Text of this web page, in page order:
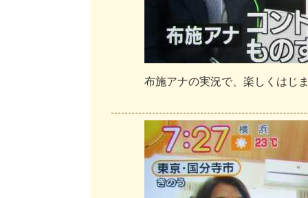
布施アナの実況で 楽 し く は じ